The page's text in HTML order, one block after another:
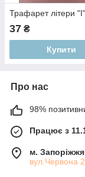
Трафарет літери "I"
37 ₴
Купити
Про нас
98%
Працює з
м. Запоріжжя
вул.Червона